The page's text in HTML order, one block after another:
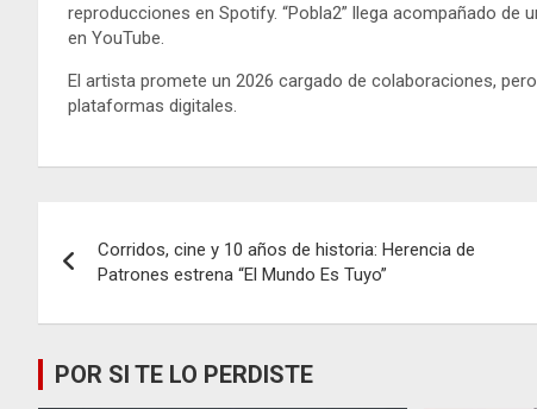
reproducciones en Spotify. “Pobla2” llega acompañado de
en YouTube.
El artista promete un 2026 cargado de colaboraciones,
plataformas digitales.
de
entradas
Corridos, cine y 10 años de historia: Herencia de
Patrones estrena “El Mundo Es Tuyo”
POR SI TE LO PERDISTE